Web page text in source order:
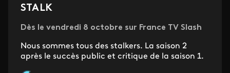
STALK
Dès le vendredi 8 octobre sur France TV Slash
Nous sommes tous des stalkers. La saison 2
après le succès public et critique de la saison 1.